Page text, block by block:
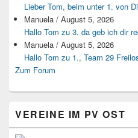
Lieber Tom, beim unter 1. von
Manuela / August 5, 2026
Hallo Tom zu 3. da geb ich dir
Manuela / August 5, 2026
Hallo Tom zu 1., Team 29
Zum Forum
VEREINE IM PV OST